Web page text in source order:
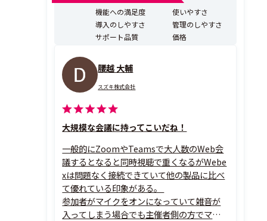
機能への満足度
使いやすさ
導入のしやすさ
管理のしやすさ
サポート品質
価格
腰越 大輔
スズキ株式会社
大規模な会議に持ってこいだね！
一般的にZoomやTeamsで大人数のWeb会
議するとなると同時視聴で重くなるがWebe
xは問題なく接続できていて他の製品に比べ
て優れている印象がある。
参加者がマイクをオンになっていて雑音が
入ってしまう場合でも主催者側の方でマイ